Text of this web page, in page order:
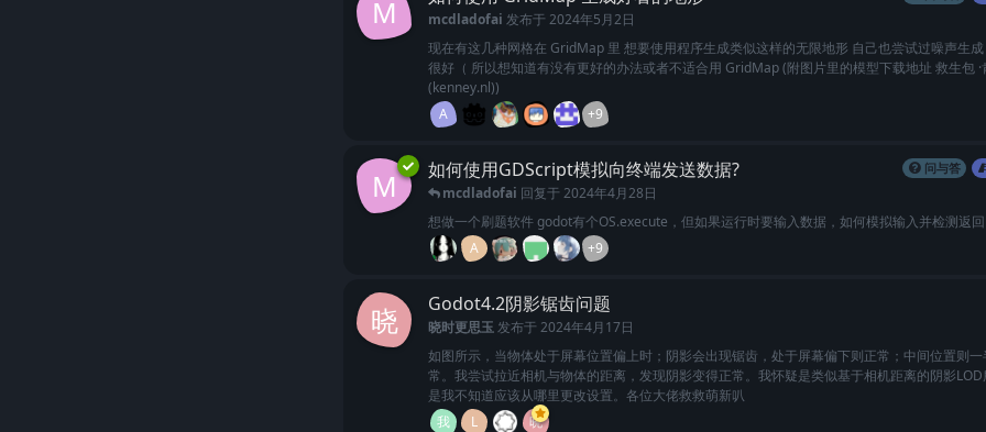
M mcdladofai 发布于 2024年5月2日
现在有这几种网格在 GridMap 里 想要使用程序生成类似这样的无限地形 自己也尝试过噪声生
很好（ 所以想知道有没有更好的办法或者不适合用 GridMap (附图片里的模型下载地址 救生包 ·
(kenney.nl))
A
+9
M 如何使用GDScript模拟向终端发送数据? 问与答
mcdladofai 回复于 2024年4月28日
想做一个刷题软件 godot有个OS.execute，但如果运行时要输入数据，如何模拟输入并检测返
A
+9
晓 Godot4.2阴影锯齿问题
晓时更思玉发布于 2024年4月17日
如图所示，当物体处于屏幕位置偏上时；阴影会出现锯齿，处于屏幕偏下则正常；中间位置则
常。我尝试拉近相机与物体的距离，发现阴影变得正常。我怀疑是类似基于相机距离的阴影
是我不知道应该从哪里更改设置。各位大佬救救萌新叭
我
L 晓